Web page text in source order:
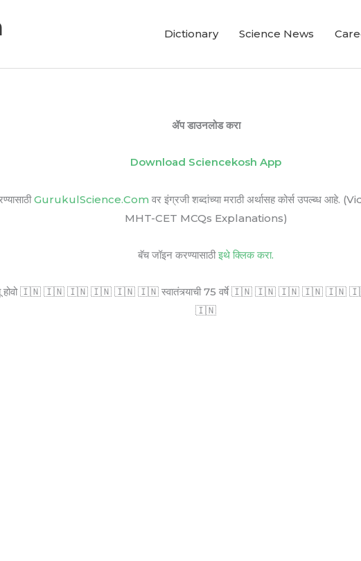
Dictionary Science News
ॲप डाउनलोड करा
Download Sciencekosh App
GurukulScience.Com वर इंग्रजी शब्दांच्या मराठी अर्थासह कोर्स
MHT-CET MCQs Explanations)
बॅच जॉइन करण्यासाठीइथे क्लिक करा.
🇮🇳 🇮🇳 🇮🇳 🇮🇳 🇮🇳 🇮🇳 स्वातंत्र्याची 75 वर्षे 🇮🇳 🇮🇳 🇮🇳 🇮🇳 🇮🇳 🇮🇳
🇮🇳